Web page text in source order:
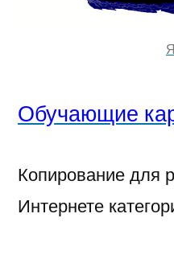
Обучающие
Копирование для
Интернете